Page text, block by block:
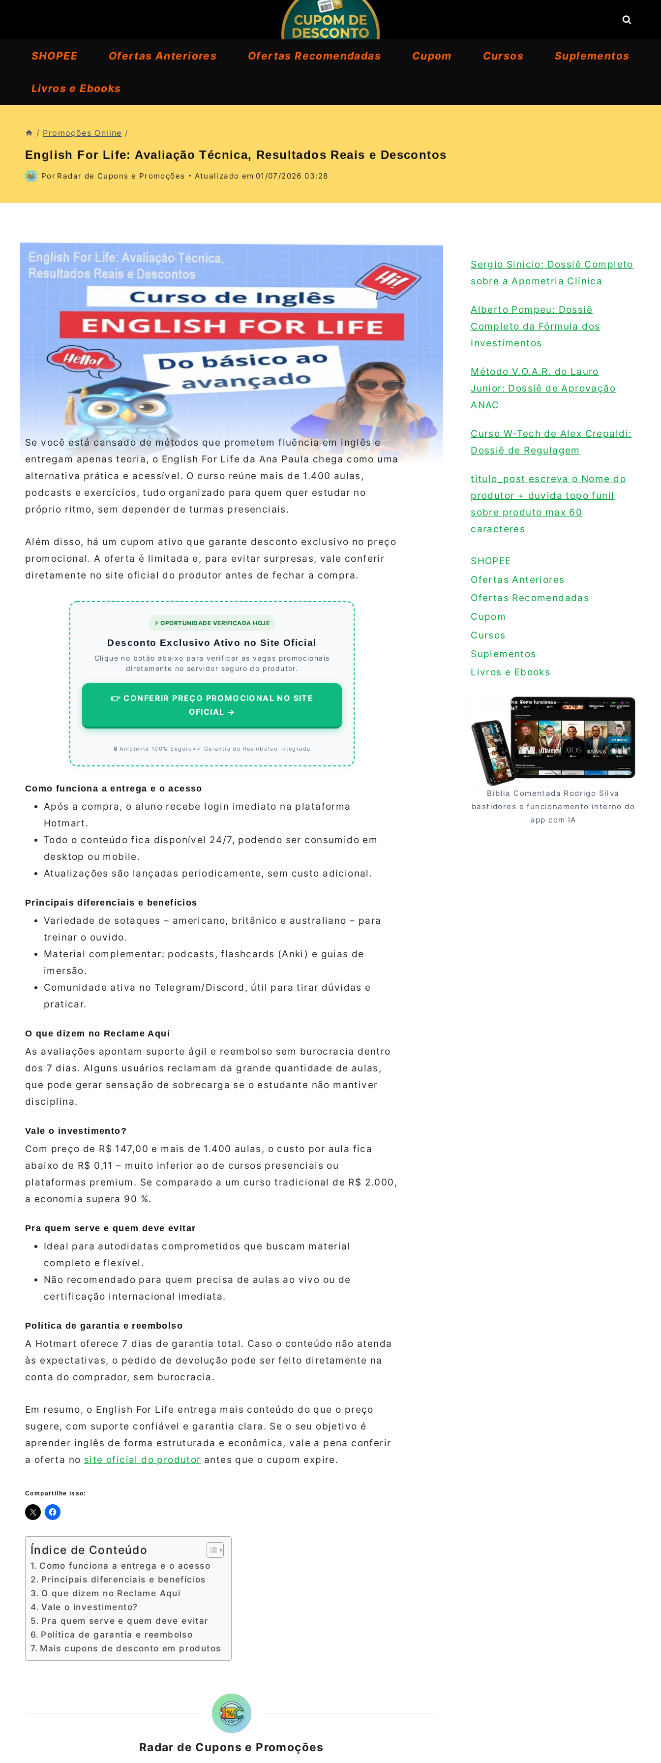
ConteúdoSHOPEE Ofertas Anteriores Ofertas Recomendadas Cupom Cursos Suplementos
Livros e Ebooks
/ Promoções Online /
English For Life: Avaliação Técnica, Resultados Reais e Descontos
Por Radar de Cupons e Promoções Atualizado em 01/07/2026 03:28
Se você está cansado de métodos que prometem fluência em inglês e
entregam apenas teoria, o English For Life da Ana Paula chega como uma
alternativa prática e acessível. O curso reúne mais de 1.400 aulas,
podcasts e exercícios, tudo organizado para quem quer estudar no
próprio ritmo, sem depender de turmas presenciais.
Além disso, há um cupom ativo que garante desconto exclusivo no preço
promocional. A oferta é limitada e, para evitar surpresas, vale conferir
diretamente no site oficial do produtor antes de fechar a compra.
⚡ OPORTUNIDADE VERIFICADA HOJE
Desconto Exclusivo Ativo no Site Oficial
Clique no botão abaixo para verificar as vagas promocionais
diretamente no servidor seguro do produtor.
👉 CONFERIR PREÇO PROMOCIONAL NO SITE
OFICIAL →
🔒 Ambiente 100% Seguro • ✓ Garantia de Reembolso Integrada
Como funciona a entrega e o acesso
Após a compra, o aluno recebe login imediato na plataforma
Hotmart.
Todo o conteúdo fica disponível 24/7, podendo ser consumido em
desktop ou mobile.
Atualizações são lançadas periodicamente, sem custo adicional.
Principais diferenciais e benefícios
Variedade de sotaques – americano, britânico e australiano – para
treinar o ouvido.
Material complementar: podcasts, flashcards (Anki) e guias de
imersão.
Comunidade ativa no Telegram/Discord, útil para tirar dúvidas e
praticar.
O que dizem no Reclame Aqui
As avaliações apontam suporte ágil e reembolso sem burocracia dentro
dos 7 dias. Alguns usuários reclamam da grande quantidade de aulas,
que pode gerar sensação de sobrecarga se o estudante não mantiver
disciplina.
Vale o investimento?
Com preço de R$ 147,00 e mais de 1.400 aulas, o custo por aula fica
abaixo de R$ 0,11 – muito inferior ao de cursos presenciais ou
plataformas premium. Se comparado a um curso tradicional de R$ 2.000,
a economia supera 90 %.
Pra quem serve e quem deve evitar
Ideal para autodidatas comprometidos que buscam material
completo e flexível.
Não recomendado para quem precisa de aulas ao vivo ou de
certificação internacional imediata.
Política de garantia e reembolso
A Hotmart oferece 7 dias de garantia total. Caso o conteúdo não atenda
às expectativas, o pedido de devolução pode ser feito diretamente na
conta do comprador, sem burocracia.
Em resumo, o English For Life entrega mais conteúdo do que o preço
sugere, com suporte confiável e garantia clara. Se o seu objetivo é
aprender inglês de forma estruturada e econômica, vale a pena conferir
a oferta no site oficial do produtor antes que o cupom expire.
Compartilhe isso:
Índice de Conteúdo
Como funciona a entrega e o acesso
Principais diferenciais e benefícios
O que dizem no Reclame Aqui
Vale o investimento?
Pra quem serve e quem deve evitar
Política de garantia e reembolso
Mais cupons de desconto em produtos
Radar de Cupons e Promoções
Sergio Sinicio: Dossiê Completo
sobre a Apometria Clínica
Alberto Pompeu: Dossiê
Completo da Fórmula dos
Investimentos
Método V.O.A.R. do Lauro
Junior: Dossiê de Aprovação
ANAC
Curso W-Tech de Alex Crepaldi:
Dossiê de Regulagem
titulo_post escreva o Nome do
produtor + duvida topo funil
sobre produto max 60
caracteres
SHOPEE
Ofertas Anteriores
Ofertas Recomendadas
Cupom
Cursos
Suplementos
Livros e Ebooks
Bíblia Comentada Rodrigo Silva
bastidores e funcionamento interno do
app com IA